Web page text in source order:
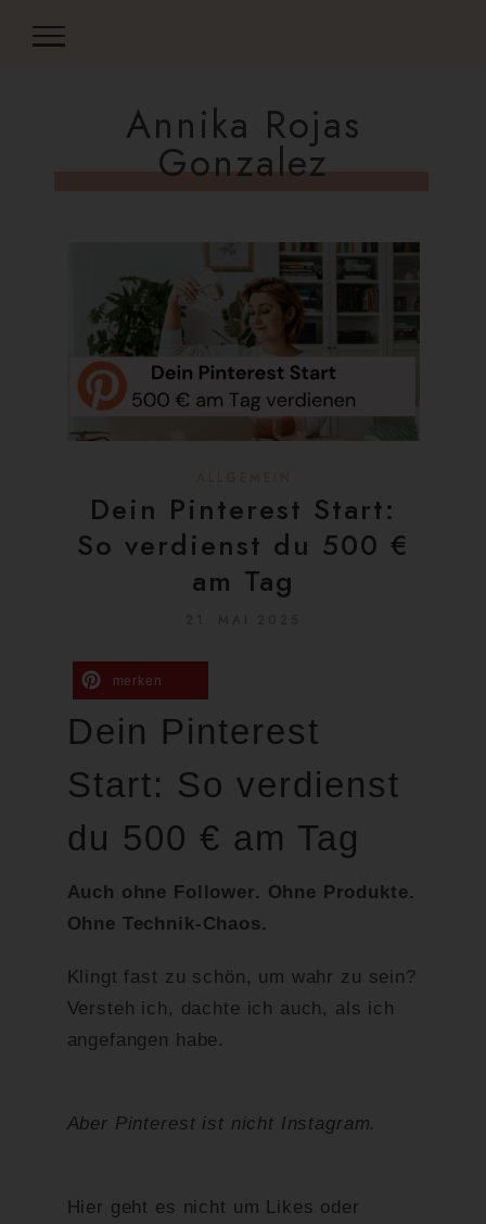
Annika Rojas
Gonzalez
Dein Pinterest Start:
So verdienst du 500 €
am Tag
merken
Dein Pinterest
Start: So verdienst
du 500 € am Tag
Auch ohne Follower. Ohne Produkte.
Ohne Technik-Chaos.
Klingt fast zu schön, um wahr zu sein?
Versteh ich, dachte ich auch, als ich
angefangen habe.
Aber Pinterest ist nicht Instagram.
Hier geht es nicht um Likes oder